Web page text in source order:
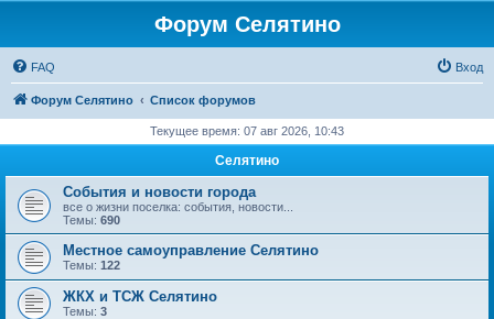
Форум Селятино
FAQ Вход
Форум Селятино Список форумов
Текущее время: 07 авг 2026, 10:43
Селятино
События и новости города
все о жизни поселка: события, новости...
Темы: 690
Местное самоуправление Селятино
Темы: 122
ЖКХ и ТСЖ Селятино
Темы: 3